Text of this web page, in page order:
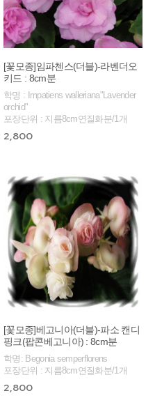
[꽃모종]임파첸스(더블)-라벤더오
키드 : 8cm분
학명 : Impatiens walleriana"Lavender
orchid"
포장단위 : 지름8cm연질화분/1개
2,800
[꽃모종]베고니아(더블)-파소 캔디
핑크(팝콘베고니아) : 8cm분
학명: Begonia semperflorens
포장단위 : 지름8cm연질화분/1개
2,800